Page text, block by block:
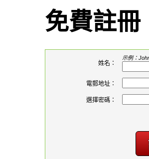
免費註冊
姓名：
示例：
電郵地址：
選擇密碼：